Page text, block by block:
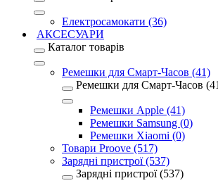
Електросамокати (36)
АКСЕСУАРИ
Каталог товарів
Ремешки для Смарт-Часов (41)
Ремешки для Смарт-Часов
Ремешки Apple (41)
Ремешки Samsung (0)
Ремешки Xiaomi (0)
Товари Proove (517)
Зарядні пристрої (537)
Зарядні пристрої (537)